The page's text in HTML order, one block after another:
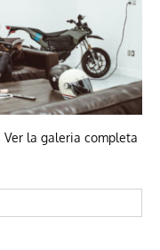
Ver la galeria completa